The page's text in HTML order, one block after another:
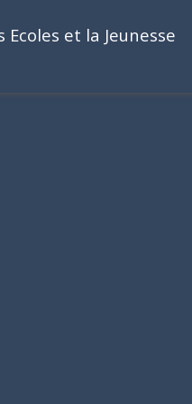
Ecoles et la Jeunesse